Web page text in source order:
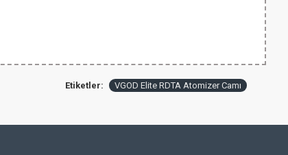
Etiketler: VGOD Elite RDTA Atomizer Camı